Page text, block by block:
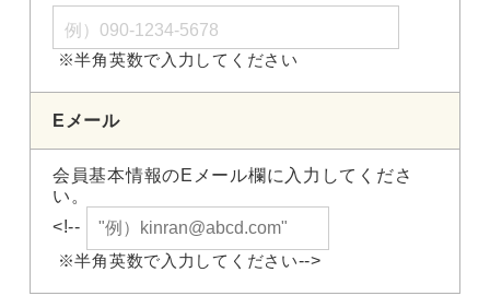
※半角英数で入力してください
Eメール
会員基本情報のEメール欄に入力してくださ
い。
<!--
※半角英数で入力してください-->